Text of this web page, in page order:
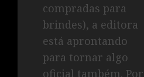
compradas para
brindes), a editora
está aprontando
para tornar algo
oficial também. Por